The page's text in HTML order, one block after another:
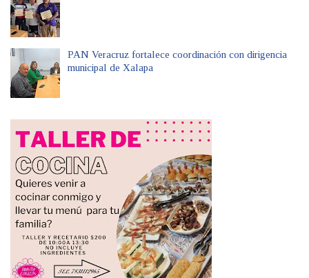
PAN Veracruz fortalece coordinación con dirigencia
municipal de Xalapa